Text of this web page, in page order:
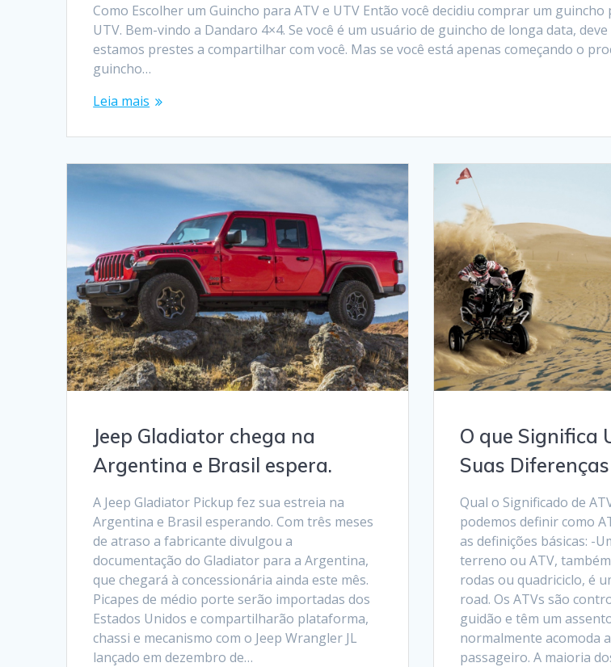
Como Escolher um Guincho para ATV e UTV Então você decidiu comprar um guincho
UTV. Bem-vindo a Dandaro 4×4. Se você é um usuário de guincho de longa data,
estamos prestes a compartilhar com você. Mas se você está apenas começando o
guincho…
Leia mais
Jeep Gladiator chega na
Argentina e Brasil espera.
A Jeep Gladiator Pickup fez sua estreia na
Argentina e Brasil esperando. Com três meses
de atraso a fabricante divulgou a
documentação do Gladiator para a Argentina,
que chegará à concessionária ainda este mês.
Picapes de médio porte serão importadas dos
Estados Unidos e compartilharão plataforma,
chassi e mecanismo com o Jeep Wrangler JL
lançado em dezembro de…
O que Significa
Suas Diferenças
Qual o Significado de
podemos definir como
as definições básicas: -
terreno ou ATV,
rodas ou quadriciclo, é
road. Os ATVs são
guidão e têm um
normalmente acomoda
passageiro. A maioria